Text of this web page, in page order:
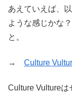
あえていえば、
ような感じかな
と。
→ Culture
Culture Vultureは